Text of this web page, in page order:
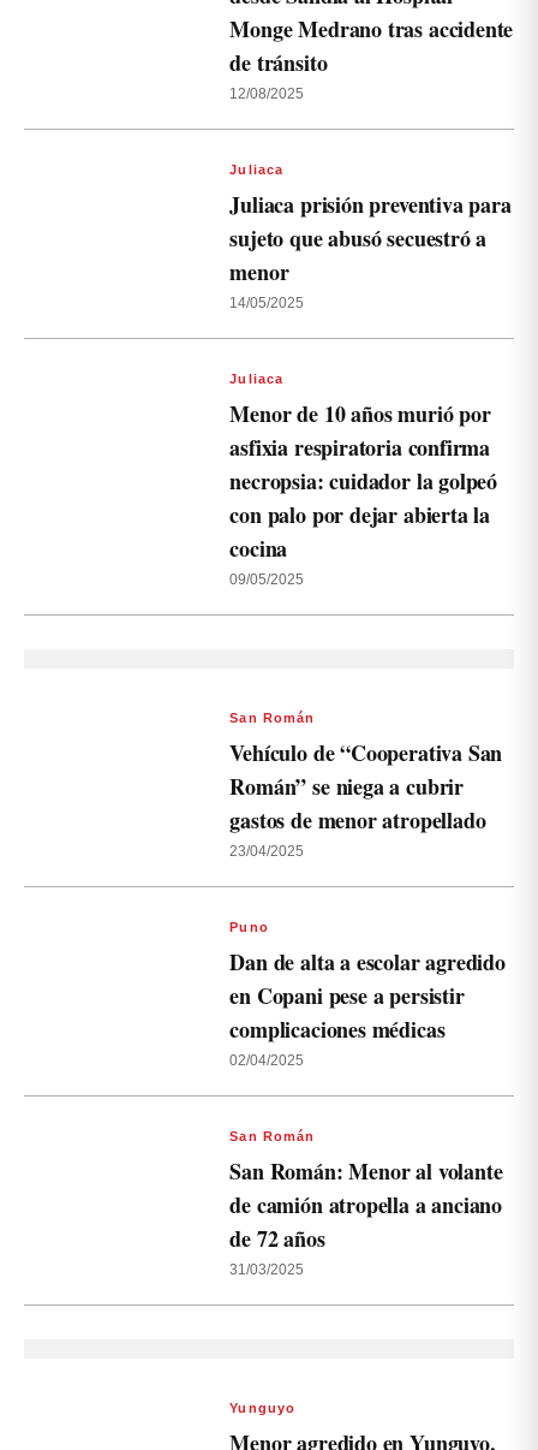
Monge Medrano tras accidente
de tránsito
12/08/2025
Juliaca
Juliaca prisión preventiva para
sujeto que abusó secuestró a
menor
14/05/2025
Juliaca
Menor de 10 años murió por
asfixia respiratoria confirma
necropsia: cuidador la golpeó
con palo por dejar abierta la
cocina
09/05/2025
San Román
Vehículo de “Cooperativa San
Román” se niega a cubrir
gastos de menor atropellado
23/04/2025
Puno
Dan de alta a escolar agredido
en Copani pese a persistir
complicaciones médicas
02/04/2025
San Román
San Román: Menor al volante
de camión atropella a anciano
de 72 años
31/03/2025
Yunguyo
Menor agredido en Yunguyo,